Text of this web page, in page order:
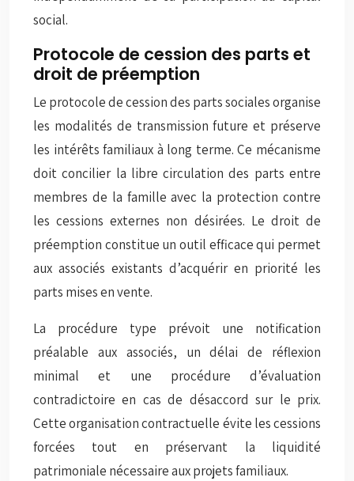
social.
Protocole de cession des parts et
droit de préemption
Le protocole de cession des parts sociales organise
les modalités de transmission future et préserve
les intérêts familiaux à long terme. Ce mécanisme
doit concilier la libre circulation des parts entre
membres de la famille avec la protection contre
les cessions externes non désirées. Le droit de
préemption constitue un outil efficace qui permet
aux associés existants d’acquérir en priorité les
parts mises en vente.
La procédure type prévoit une notification
préalable aux associés, un délai de réflexion
minimal et une procédure d’évaluation
contradictoire en cas de désaccord sur le prix.
Cette organisation contractuelle évite les cessions
forcées tout en préservant la liquidité
patrimoniale nécessaire aux projets familiaux.